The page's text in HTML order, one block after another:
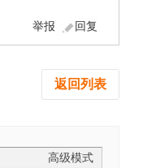
回复
举报
返回列表
高级模式